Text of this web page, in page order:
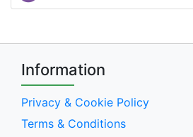
Information
Privacy & Cookie Policy
Terms & Conditions